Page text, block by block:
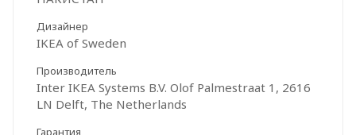
Дизайнер
IKEA of Sweden
Производитель
Inter IKEA Systems B.V. Olof Palmestraat 1, 2616
LN Delft, The Netherlands
Гарантия